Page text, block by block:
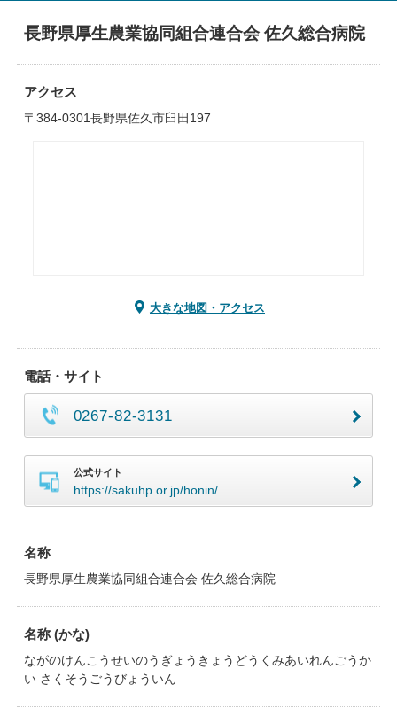
長野県厚生農業協同組合連合会 佐久総合病院
アクセス
〒384-0301長野県佐久市臼田197
大きな地図・アクセス
電話・サイト
0267-82-3131
公式サイト
https://sakuhp.or.jp/honin/
名称
長野県厚生農業協同組合連合会 佐久総合病院
名称 (かな)
ながのけんこうせいのうぎょうきょうどうくみあいれんごうか
い さくそうごうびょういん